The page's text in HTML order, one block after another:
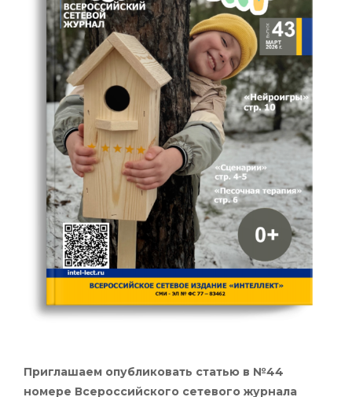
Приглашаем опубликовать статью в №44
номере Всероссийского сетевого журнала